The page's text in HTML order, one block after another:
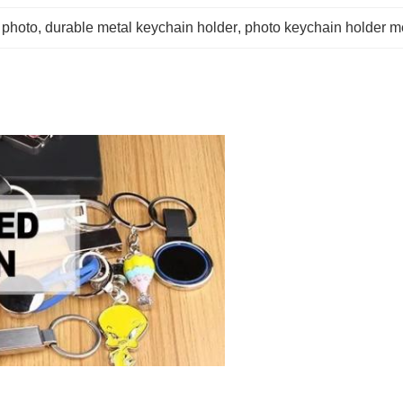
, durable metal keychain holder, photo keychain holder